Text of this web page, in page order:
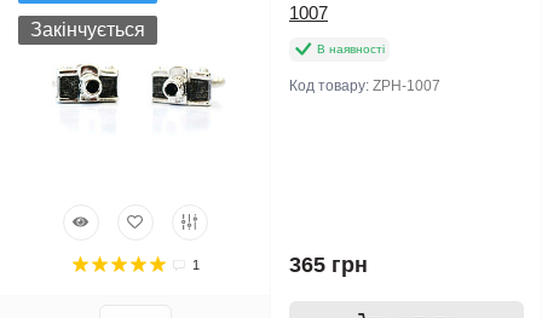
Закінчується
1
1007
В наявності
Код товару: ZPH-1007
365 грн